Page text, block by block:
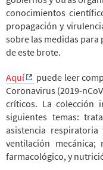
conocimientos
propagación y
sobre las medidas para
de este brote.
Aquí
puede leer
Coronavirus (2019-
críticos. La colección
siguientes temas:
asistencia
ventilación
farmacológico, y